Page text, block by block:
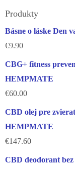
Produkty
Básne o láske Den
€9.90
CBG+ fitness
HEMPMATE
€60.00
CBD olej pre
HEMPMATE
€147.60
CBD deodorant